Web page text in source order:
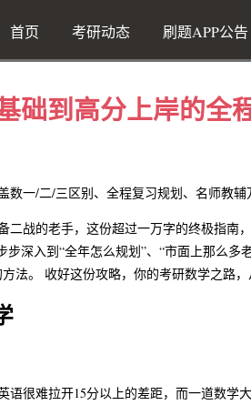
首页 考研动态 刷题APP公告
础到高分上岸的全
一/二/三区别、全程复习规划、名师教辅
战的老手，这份超过一万字的终极指南
深入到“全年怎么规划”、“市面上那么多
法。 收好这份攻略，你的考研数学之路，
很难拉开15分以上的差距，而一道数学